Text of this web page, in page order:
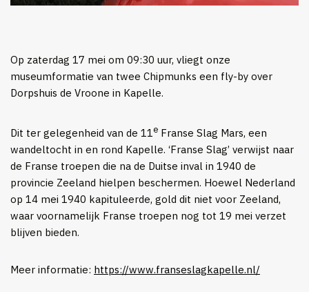
Op zaterdag 17 mei om 09:30 uur, vliegt onze
museumformatie van twee Chipmunks een fly-by over
Dorpshuis de Vroone in Kapelle.
Dit ter gelegenheid van de 11e Franse Slag Mars, een
wandeltocht in en rond Kapelle. ‘Franse Slag’ verwijst naar
de Franse troepen die na de Duitse inval in 1940 de
provincie Zeeland hielpen beschermen. Hoewel Nederland
op 14 mei 1940 kapituleerde, gold dit niet voor Zeeland,
waar voornamelijk Franse troepen nog tot 19 mei verzet
blijven bieden.
Meer informatie: https://www.franseslagkapelle.nl/